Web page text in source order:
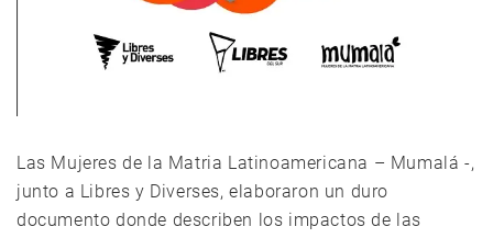
Las Mujeres de la Matria Latinoamericana – Mumalá -,
junto a Libres y Diverses, elaboraron un duro
documento donde describen los impactos de las